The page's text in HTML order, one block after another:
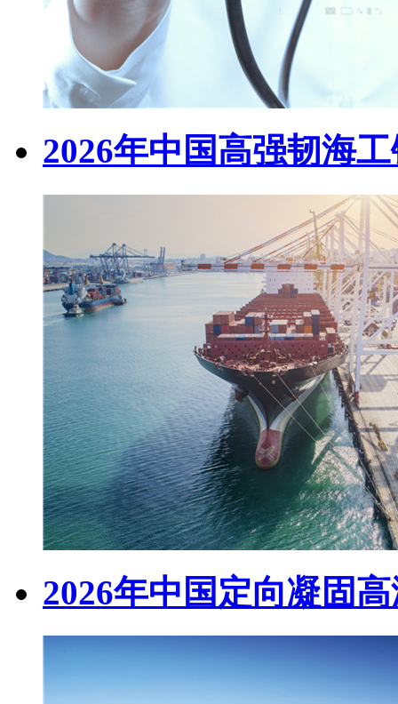
2026年中国高强韧海
2026年中国定向凝固